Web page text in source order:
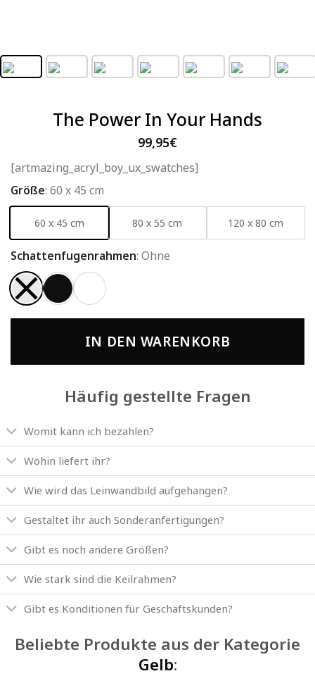
The Power In Your Hands
99,95€
[artmazing_acryl_boy_ux_swatches]
Größe: 60 x 45 cm
60 x 45 cm 80 x 55 cm 120 x 80 cm
Schattenfugenrahmen: Ohne
IN DEN WARENKORB
Häufig gestellte Fragen
Womit kann ich bezahlen?
Wohin liefert ihr?
Wie wird das Leinwandbild aufgehangen?
Gestaltet ihr auch Sonderanfertigungen?
Gibt es noch andere Größen?
Wie stark sind die Keilrahmen?
Gibt es Konditionen für Geschäftskunden?
Beliebte Produkte aus der Kategorie
Gelb: